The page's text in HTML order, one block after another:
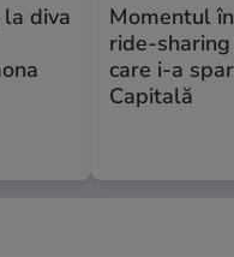
diva
Momentul
ride-
care i-a
Capitală